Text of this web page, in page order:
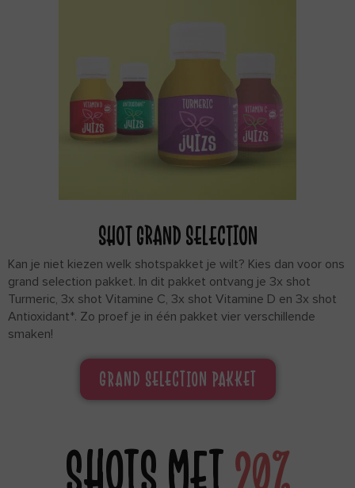
SHOT GRAND SELECTION
Kan je niet kiezen welk shotspakket je wilt? Kies dan voor ons
grand selection pakket. In dit pakket ontvang je 3x shot
Turmeric, 3x shot Vitamine C, 3x shot Vitamine D en 3x shot
Antioxidant*. Zo proef je in één pakket vier verschillende
smaken!
GRAND SELECTION PAKKET
SHOTS MET20%